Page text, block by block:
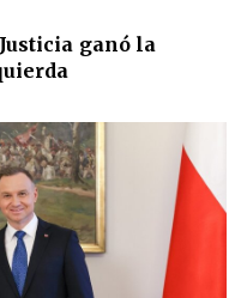
ganó la